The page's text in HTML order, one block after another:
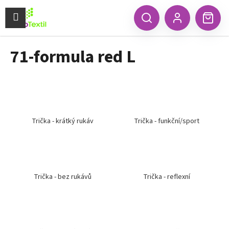
obsah
HledatPřihlášení
Menu
71-formula red L
Trička - krátký rukáv Trička - funkční/sport
Trička - bez rukávů Trička - reflexní
K
š Zpět
Zpět
C